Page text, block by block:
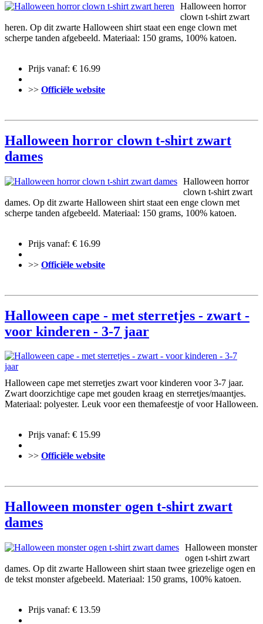
Halloween horror
clown t-shirt zwart
heren. Op dit zwarte Halloween shirt staat een enge clown met
scherpe tanden afgebeeld. Materiaal: 150 grams, 100% katoen.
Prijs vanaf: € 16.99
>> Officiële website
Halloween horror clown t-shirt zwart
dames
Halloween horror
clown t-shirt zwart
dames. Op dit zwarte Halloween shirt staat een enge clown met
scherpe tanden afgebeeld. Materiaal: 150 grams, 100% katoen.
Prijs vanaf: € 16.99
>> Officiële website
Halloween cape - met sterretjes - zwart -
voor kinderen - 3-7 jaar
Halloween cape met sterretjes zwart voor kinderen voor 3-7 jaar.
Zwart doorzichtige cape met gouden kraag en sterretjes/maantjes.
Materiaal: polyester. Leuk voor een themafeestje of voor Halloween.
Prijs vanaf: € 15.99
>> Officiële website
Halloween monster ogen t-shirt zwart
dames
Halloween monster
ogen t-shirt zwart
dames. Op dit zwarte Halloween shirt staan twee griezelige ogen en
de tekst monster afgebeeld. Materiaal: 150 grams, 100% katoen.
Prijs vanaf: € 13.59